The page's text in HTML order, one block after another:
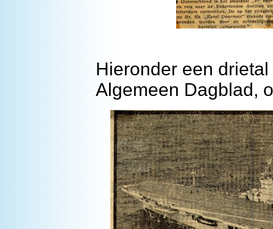
Hieronder een
Algemeen Dagblad,